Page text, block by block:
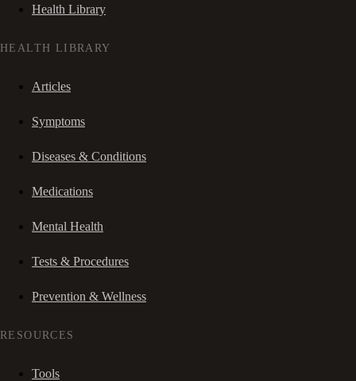
Health Library
HEALTH LIBRARY
Articles
Symptoms
Diseases & Conditions
Medications
Mental Health
Tests & Procedures
Prevention & Wellness
RESOURCES
Tools